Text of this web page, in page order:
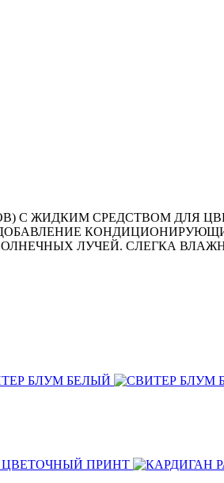
С ЖИДКИМ СРЕДСТВОМ ДЛЯ
ДОБАВЛЕНИЕ
ЛУЧЕЙ. СЛЕГКА